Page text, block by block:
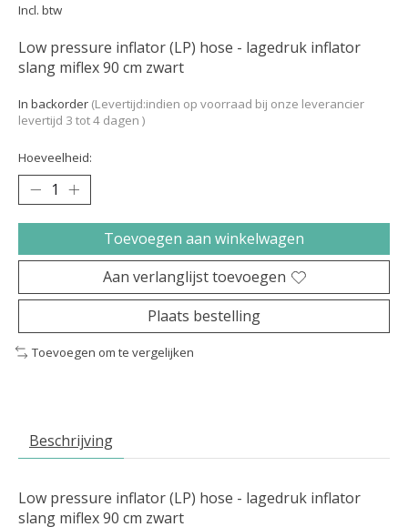
Incl. btw
Low pressure inflator (LP) hose - lagedruk inflator
slang miflex 90 cm zwart
In backorder (Levertijd:indien op voorraad bij onze leverancier
levertijd 3 tot 4 dagen )
Hoeveelheid:
Toevoegen aan winkelwagen
Aan verlanglijst toevoegen
Plaats bestelling
Toevoegen om te vergelijken
Beschrijving
Low pressure inflator (LP) hose - lagedruk inflator
slang miflex 90 cm zwart